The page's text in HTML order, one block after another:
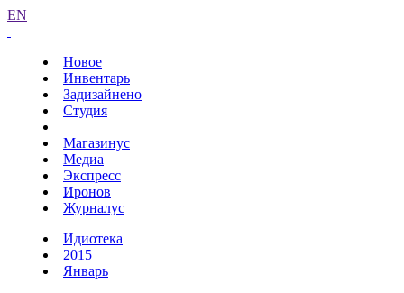
EN
Новое
Инвентарь
Задизайнено
Студия
Магазинус
Медиа
Экспресс
Иронов
Журналус
Идиотека
2015
Январь